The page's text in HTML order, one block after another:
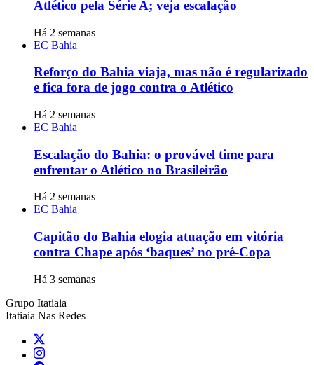
Atlético pela Série A; veja escalação
Há 2 semanas
EC Bahia
Reforço do Bahia viaja, mas não é regularizado
e fica fora de jogo contra o Atlético
Há 2 semanas
EC Bahia
Escalação do Bahia: o provável time para
enfrentar o Atlético no Brasileirão
Há 2 semanas
EC Bahia
Capitão do Bahia elogia atuação em vitória
contra Chape após ‘baques’ no pré-Copa
Há 3 semanas
Grupo Itatiaia
Itatiaia Nas Redes